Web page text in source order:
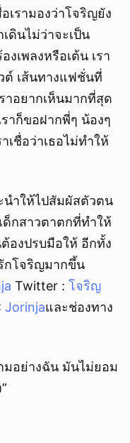
เรามองว่าโจริญยัง
ดินไม่ว่าจะเป็น
งเพลงหรือเต้น เรา
ต์ เส้นทางแฟชั่นที่
าอยากเห็นมากที่สุด
าก็ขอฝากพี่ๆ น้องๆ
เชื่อว่าเธอไม่ทำให้
นำให้ไปสัมผัสตัวตน
กสาวตาตกที่ทำให้
องปรบมือให้ อีกทั้ง
กโจริญมากขึ้น
Twitter : โจริญ
Jorinjaและช่องทาง
มอย่างฉัน มันไม่ยอม